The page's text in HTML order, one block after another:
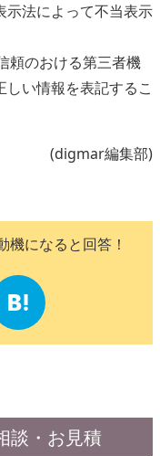
示法によって不当表示
頼のおける第三者機
い情報を表記するこ
(digmar編集部)
機になると回答！
談・お見積